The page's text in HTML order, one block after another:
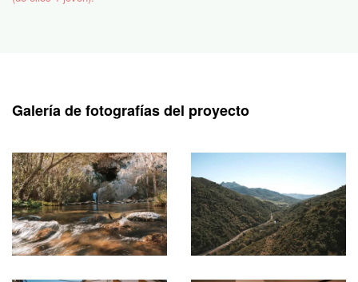
Galería de fotografías del proyecto
Ampliar Ampliar